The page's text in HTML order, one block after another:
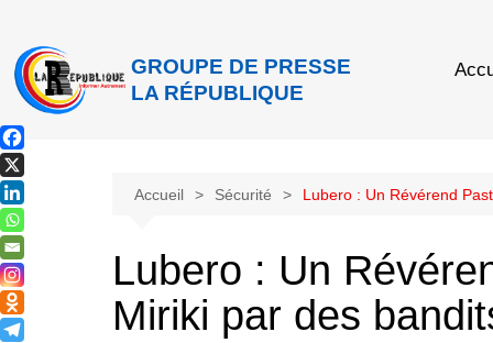
GROUPE DE PRESSE
LA RÉPUBLIQUE
Accueil Sécurité Lubero : Un Révérend
Lubero : Un
Miriki par des